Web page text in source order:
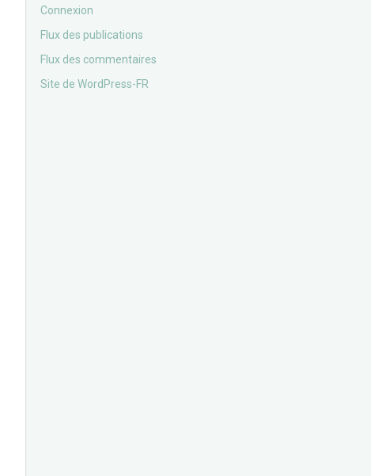
Connexion
Flux des publications
Flux des commentaires
Site de WordPress-FR